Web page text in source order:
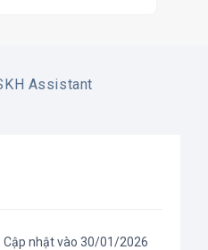
Assistant
Cập nhật vào 30/01/2026